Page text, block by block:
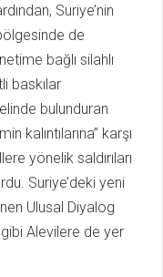
Suriye’nin
de
bağlı silahlı
baskılar
bulunduran
kalıntılarına” karşı
yönelik saldırıları
Suriye’deki yeni
Ulusal Diyalog
Alevilere de yer